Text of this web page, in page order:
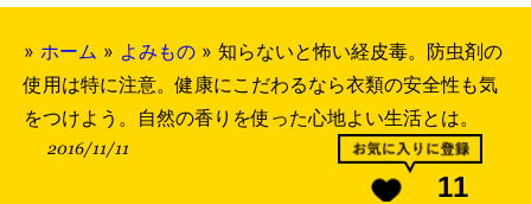
» ホーム » よみもの » 知らないと怖い経皮毒。防虫剤の
使用は特に注意。健康にこだわるなら衣類の安全性も気
をつけよう。自然の香りを使った心地よい生活とは。
2016/11/11
11